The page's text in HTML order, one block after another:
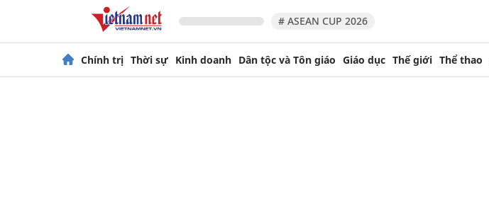
# ASEAN CUP 2026
Chính trị Thời sự Kinh doanh Dân tộc và Tôn giáo Giáo dục Thế giới Thể thao